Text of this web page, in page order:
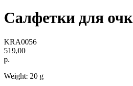
Салфетки для
KRA0056
519,00
р.
Weight: 20 g